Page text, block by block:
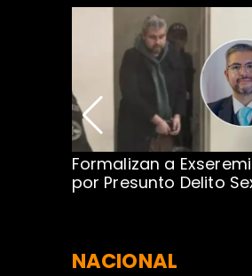
Formalizan a
por Presunto Delito
NACIONAL